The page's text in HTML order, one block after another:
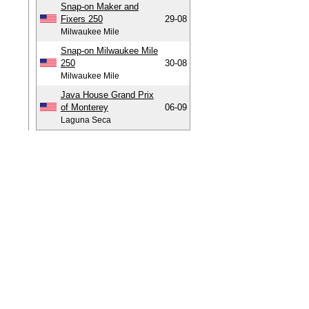
Snap-on Maker and
Fixers 250
Milwaukee Mile
29-08
Snap-on Milwaukee Mile
250
Milwaukee Mile
30-08
Java House Grand Prix
of Monterey
Laguna Seca
06-09